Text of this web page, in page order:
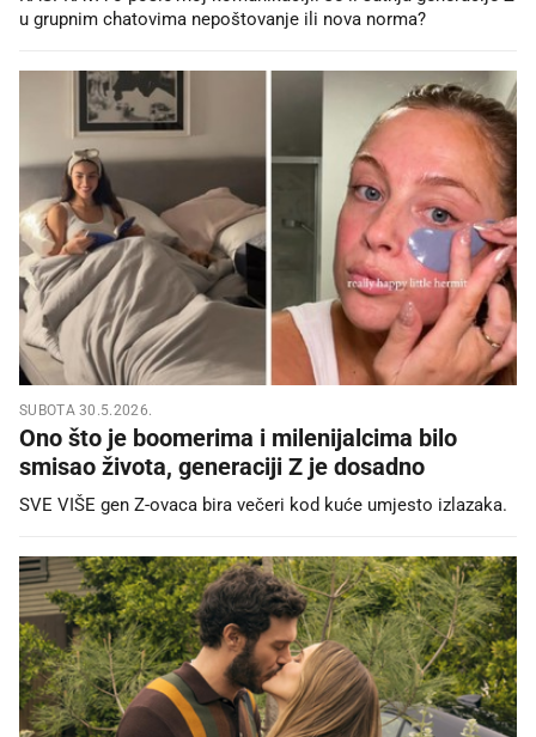
u grupnim chatovima nepoštovanje ili nova norma?
SUBOTA 30.5.2026.
Ono što je boomerima i milenijalcima bilo
smisao života, generaciji Z je dosadno
SVE VIŠE gen Z-ovaca bira večeri kod kuće umjesto izlazaka.